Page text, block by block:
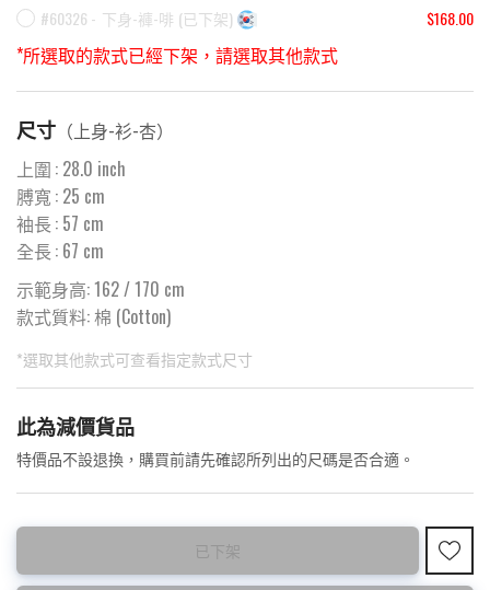
#60326 - 下身-褲-啡 (已下架) $168.00
*所選取的款式已經下架，請選取其他款式
尺寸 （上身-衫-杏）
上圍 : 28.0 inch
膊寬 : 25 cm
袖長 : 57 cm
全長 : 67 cm
示範身高: 162 / 170 cm
款式質料:棉 (Cotton)
*選取其他款式可查看指定款式尺寸
此為預購品
<預購款>因為韓國東大門8月暑假關係， 預購款會於8月18日
後才陸續返貨⚠️
此為減價貨品
特價品不設退換，購買前請先確認所列出的尺碼是否合適。
已下架